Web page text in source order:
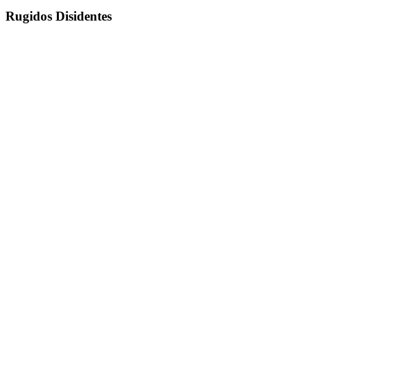
Rugidos Disidentes